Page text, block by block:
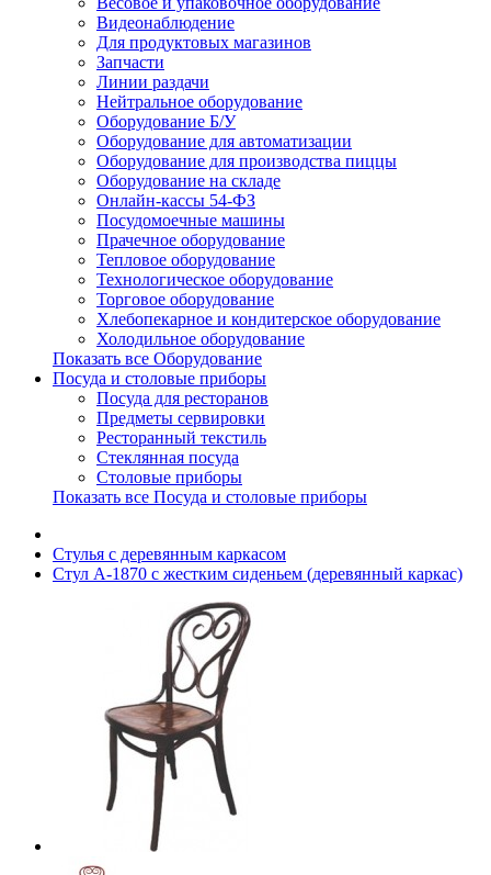
Видеонаблюдение
Для продуктовых магазинов
Запчасти
Линии раздачи
Нейтральное оборудование
Оборудование Б/У
Оборудование для автоматизации
Оборудование для производства пиццы
Оборудование на складе
Онлайн-кассы 54-ФЗ
Посудомоечные машины
Прачечное оборудование
Тепловое оборудование
Технологическое оборудование
Торговое оборудование
Хлебопекарное и кондитерское оборудование
Холодильное оборудование
Показать все Оборудование
Посуда и столовые приборы
Посуда для ресторанов
Предметы сервировки
Ресторанный текстиль
Стеклянная посуда
Столовые приборы
Показать все Посуда и столовые приборы
Cтулья с деревянным каркасом
Стул А-1870 с жестким сиденьем (деревянный каркас)